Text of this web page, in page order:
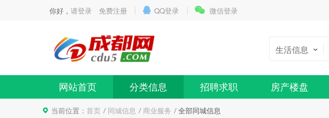
你好， 请登录 免费注册 QQ登录 微信登录
生活信息
网站首页 分类信息 招聘求职 房产楼盘
当前位置： 首页 同城信息 商业服务 全部同城信息